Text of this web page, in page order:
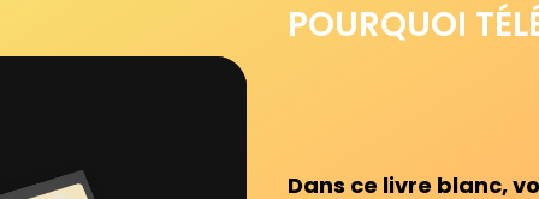
POURQUOI
Dans ce livre blanc,